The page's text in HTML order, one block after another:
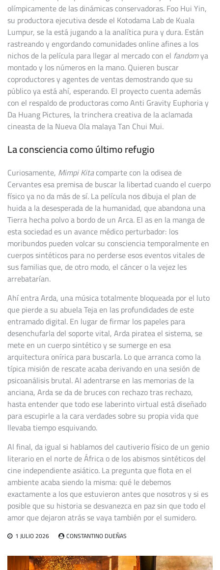
olímpicamente de las dinámicas conservadoras. Foo Hui Yin,
su productora ejecutiva desde el Kotodama Lab de Kuala
Lumpur, se la está jugando a la analítica pura y dura. Están
rastreando y engordando comunidades online afines a los
nichos de la película para llegar al mercado con el fandomya
montado y los números en la mano. Quieren buscar
coproductores y agentes de ventas demostrando que su
público ya está ahí, esperando. El proyecto cuenta además
con el respaldo de productoras como Anti Gravity Euphoria y
Da Huang Pictures, la trinchera creativa de la aclamada
cineasta de la Nueva Ola malaya Tan Chui Mui.
La consciencia como último refugio
Curiosamente, Mimpi Kitacomparte con la odisea de
Cervantes esa premisa de buscar la libertad cuando el cuerpo
físico ya no da más de sí. La película nos dibuja el plan de
huida a la desesperada de la humanidad, que abandona una
Tierra hecha polvo a bordo de un Arca. El as en la manga de
esta sociedad es un avance médico perturbador: los
moribundos pueden volcar su consciencia temporalmente en
cuerpos sintéticos para no perderse esos eventos vitales de
sus familias que, de otro modo, el cáncer o la vejez les
arrebatarían.
Ahí entra Arda, una música totalmente bloqueada por el luto
que pierde a su abuela Teja en las profundidades de este
entramado digital. En lugar de firmar los papeles para
desenchufarla del soporte vital, Arda piratea el sistema, se
mete en un cuerpo sintético y se sumerge en esa
arquitectura onírica para buscarla. Lo que arranca como la
típica misión de rescate acaba derivando en una sesión de
psicoanálisis brutal. Al adentrarse en las memorias de la
anciana, Arda se da de bruces con rechazo tras rechazo,
hasta entender que todo ese laberinto virtual está diseñado
para escupirle a la cara verdades sobre su propia vida que
llevaba tiempo esquivando.
Al final, da igual si hablamos del cautiverio físico de un genio
literario en el norte de África o de los abismos sintéticos del
cine independiente asiático. La pregunta que flota en el
ambiente acaba siendo la misma: qué le debemos
exactamente a los que estuvieron antes que nosotros y si es
posible que su historia se desvanezca en paz sin que todo el
amor que dejaron atrás se vaya también por el sumidero.
1 JULIO 2026 CONSTANTINO DUEÑAS